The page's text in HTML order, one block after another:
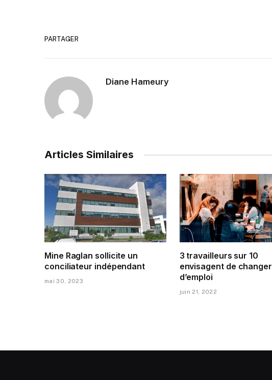
PARTAGER
Diane Hameury
Articles Similaires
Mine Raglan sollicite un
conciliateur indépendant
mai 30, 2023
3 travailleurs sur 10
envisagent de changer
d’emploi
juin 21, 2022